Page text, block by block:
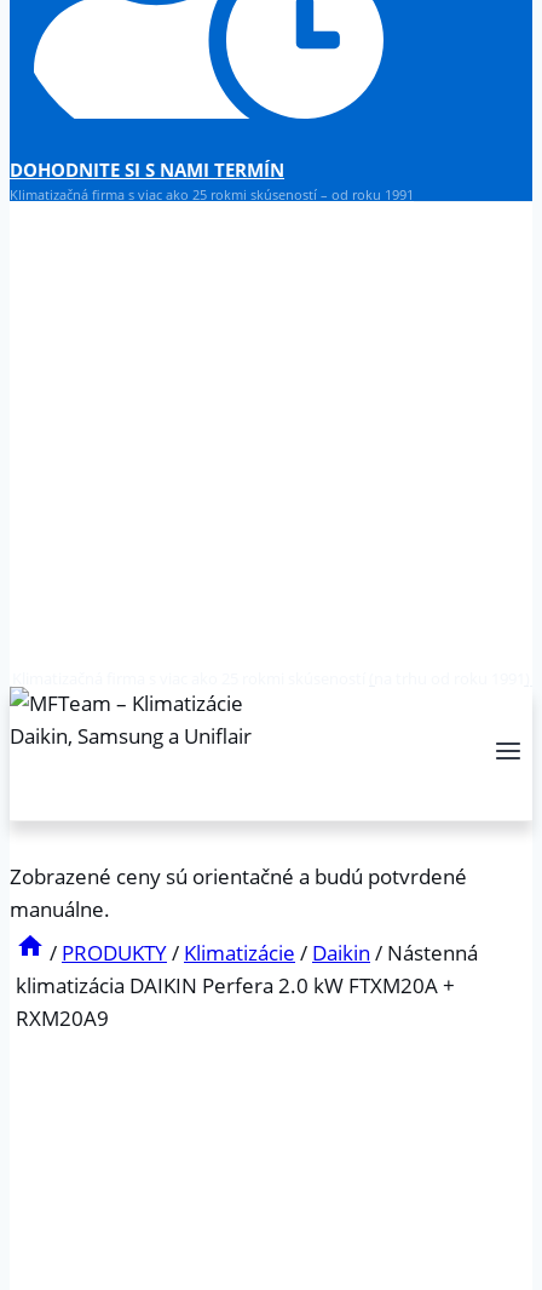
DOHODNITE SI S NAMI TERMÍN
Klimatizačná firma s viac ako 25 rokmi skúseností – od roku 1991
Zobrazené ceny sú orientačné a budú potvrdené
manuálne.
/ PRODUKTY/ Klimatizácie / Daikin / Nástenná
klimatizácia DAIKIN Perfera 2.0 kW FTXM20A +
RXM20A9